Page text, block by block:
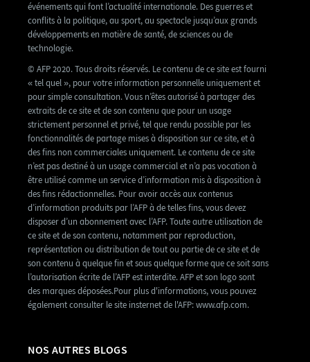
événements qui font l’actualité internationale. Des guerres et
conflits à la politique, au sport, au spectacle jusqu’aux grands
développements en matière de santé, de sciences ou de
technologie.
© AFP 2020. Tous droits réservés. Le contenu de ce site est fourni
« tel quel », pour votre information personnelle uniquement et
pour simple consultation. Vous n’êtes autorisé à partager des
extraits de ce site et de son contenu que pour un usage
strictement personnel et privé, tel que rendu possible par les
fonctionnalités de partage mises à disposition sur ce site, et à
des fins non commerciales uniquement. Le contenu de ce site
n’est pas destiné à un usage commercial et n’a pas vocation à
être utilisé comme un service d’information mis à disposition à
des fins rédactionnelles. Pour avoir accès aux contenus
d’information produits par l’AFP à de telles fins, vous devez
disposer d’un abonnement avec l’AFP. Toute autre utilisation de
ce site et de son contenu, notamment par reproduction,
représentation ou distribution de tout ou partie de ce site et de
son contenu à quelque fin et sous quelque forme que ce soit sans
l’autorisation écrite de l’AFP est interdite. AFP et son logo sont
des marques déposées.Pour plus d'informations, vous pouvez
également consulter le site insternet de l'AFP: www.afp.com.
NOS AUTRES BLOGS